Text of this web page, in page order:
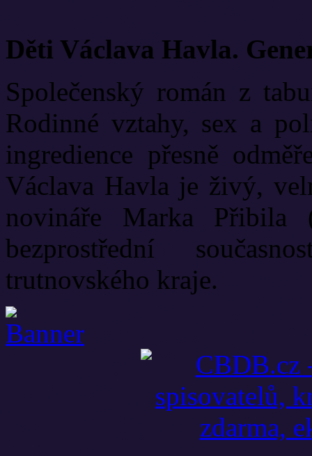
Děti Václava Havla.
Společenský román z
Rodinné vztahy, sex a
ingredience přesně
Václava Havla je živý,
novináře Marka Přibila
bezprostřední
trutnovského kraje.